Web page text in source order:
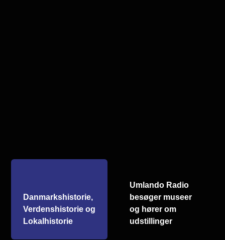
Danmarkshistorie,
Verdenshistorie og
Lokalhistorie
Umlando Radio
besøger museer
og hører om
udstillinger